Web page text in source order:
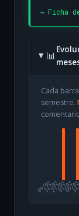
→ Ficha
📊
Cada
semestre.
09/02
16/0223/0202/03
09/